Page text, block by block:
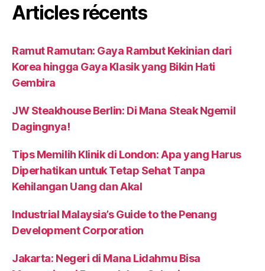
Articles récents
Ramut Ramutan: Gaya Rambut Kekinian dari
Korea hingga Gaya Klasik yang Bikin Hati
Gembira
JW Steakhouse Berlin: Di Mana Steak Ngemil
Dagingnya!
Tips Memilih Klinik di London: Apa yang Harus
Diperhatikan untuk Tetap Sehat Tanpa
Kehilangan Uang dan Akal
Industrial Malaysia’s Guide to the Penang
Development Corporation
Jakarta: Negeri di Mana Lidahmu Bisa